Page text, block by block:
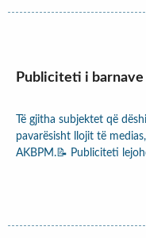
Publiciteti i barnave
Të gjitha subjektet që
pavarësisht llojit të
AKBPM.📝 Publiciteti